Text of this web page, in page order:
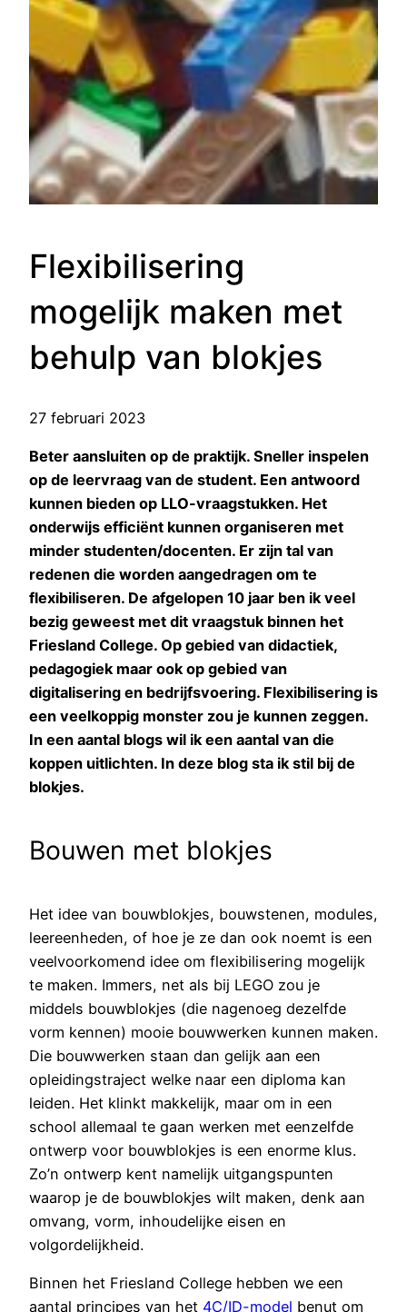
Flexibilisering
mogelijk maken met
behulp van blokjes
27 februari 2023
Beter aansluiten op de praktijk. Sneller inspelen
op de leervraag van de student. Een antwoord
kunnen bieden op LLO-vraagstukken. Het
onderwijs efficiënt kunnen organiseren met
minder studenten/docenten. Er zijn tal van
redenen die worden aangedragen om te
flexibiliseren. De afgelopen 10 jaar ben ik veel
bezig geweest met dit vraagstuk binnen het
Friesland College. Op gebied van didactiek,
pedagogiek maar ook op gebied van
digitalisering en bedrijfsvoering. Flexibilisering is
een veelkoppig monster zou je kunnen zeggen.
In een aantal blogs wil ik een aantal van die
koppen uitlichten. In deze blog sta ik stil bij de
blokjes.
Bouwen met blokjes
Het idee van bouwblokjes, bouwstenen, modules,
leereenheden, of hoe je ze dan ook noemt is een
veelvoorkomend idee om flexibilisering mogelijk
te maken. Immers, net als bij LEGO zou je
middels bouwblokjes (die nagenoeg dezelfde
vorm kennen) mooie bouwwerken kunnen maken.
Die bouwwerken staan dan gelijk aan een
opleidingstraject welke naar een diploma kan
leiden. Het klinkt makkelijk, maar om in een
school allemaal te gaan werken met eenzelfde
ontwerp voor bouwblokjes is een enorme klus.
Zo’n ontwerp kent namelijk uitgangspunten
waarop je de bouwblokjes wilt maken, denk aan
omvang, vorm, inhoudelijke eisen en
volgordelijkheid.
Binnen het Friesland College hebben we een
aantal principes van het 4C/ID-model benut om